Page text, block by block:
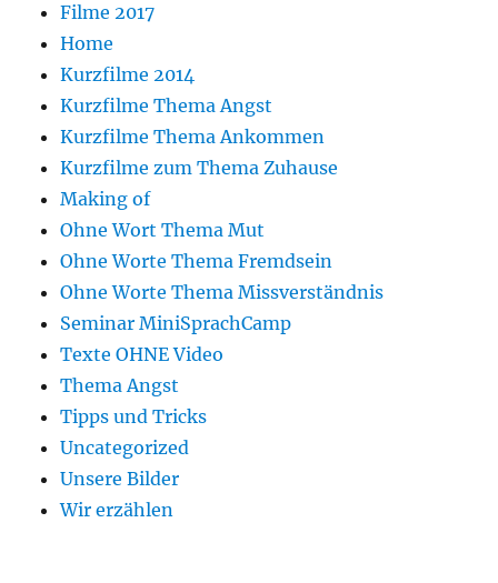
Filme 2017
Home
Kurzfilme 2014
Kurzfilme Thema Angst
Kurzfilme Thema Ankommen
Kurzfilme zum Thema Zuhause
Making of
Ohne Wort Thema Mut
Ohne Worte Thema Fremdsein
Ohne Worte Thema Missverständnis
Seminar MiniSprachCamp
Texte OHNE Video
Thema Angst
Tipps und Tricks
Uncategorized
Unsere Bilder
Wir erzählen